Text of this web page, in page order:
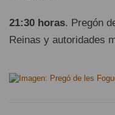
21:30 horas. Pregón
Reinas y autoridades